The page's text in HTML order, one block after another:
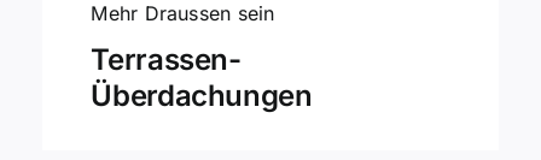
Mehr Draussen sein
Terrassen-
Überdachungen